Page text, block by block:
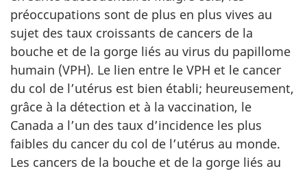
préoccupations sont de plus en plus vives au
sujet des taux croissants de cancers de la
bouche et de la gorge liés au virus du papillome
humain (VPH). Le lien entre le VPH et le cancer
du col de l’utérus est bien établi; heureusement,
grâce à la détection et à la vaccination, le
Canada a l’un des taux d’incidence les plus
faibles du cancer du col de l’utérus au monde.
Les cancers de la bouche et de la gorge liés au